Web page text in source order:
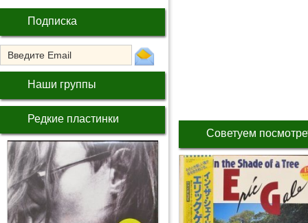
Подписка
Наши группы
Редкие пластинки
Советуем